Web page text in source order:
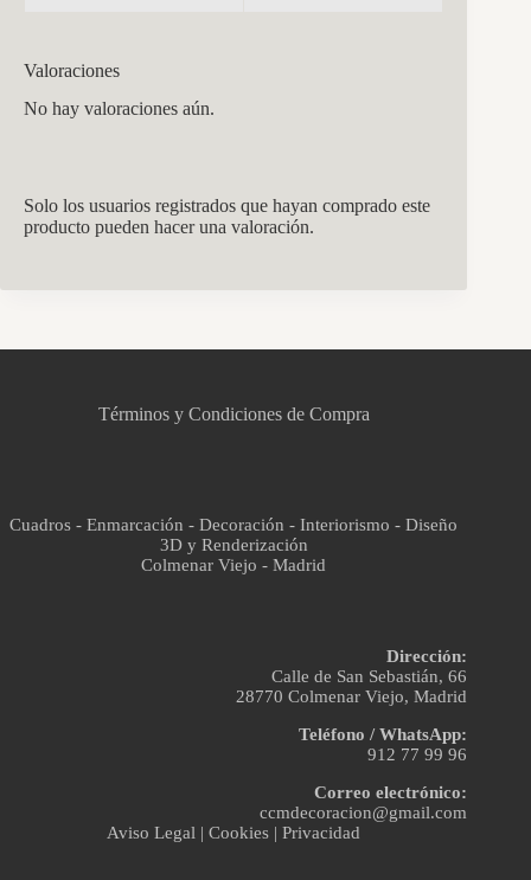
Valoraciones
No hay valoraciones aún.
Solo los usuarios registrados que hayan comprado este
producto pueden hacer una valoración.
Términos y Condiciones de Compra
Cuadros - Enmarcación - Decoración - Interiorismo - Diseño
3D y Renderización
Colmenar Viejo - Madrid
Dirección:
Calle de San Sebastián, 66
28770 Colmenar Viejo, Madrid
Teléfono / WhatsApp:
912 77 99 96
Correo electrónico:
ccmdecoracion@gmail.com
Aviso Legal |Cookies |Privacidad
Asistente virtual · En línea